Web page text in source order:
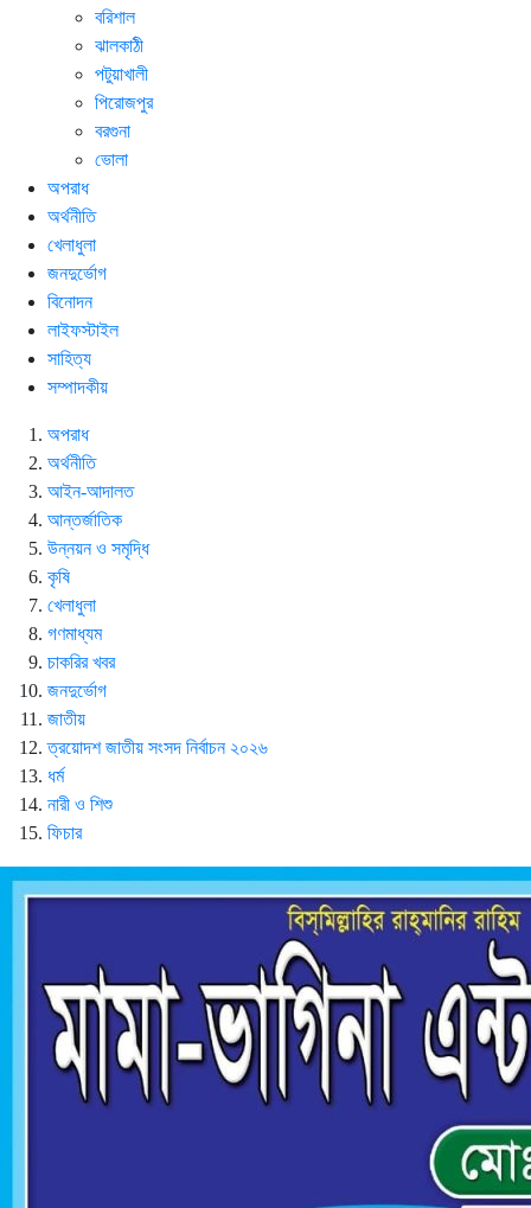
বরিশাল
ঝালকাঠী
পটুয়াখালী
পিরোজপুর
বরগুনা
ভোলা
অপরাধ
অর্থনীতি
খেলাধুলা
জনদুর্ভোগ
বিনোদন
লাইফস্টাইল
সাহিত্য
সম্পাদকীয়
অপরাধ
অর্থনীতি
আইন-আদালত
আন্তর্জাতিক
উন্নয়ন ও সমৃদ্ধি
কৃষি
খেলাধুলা
গণমাধ্যম
চাকরির খবর
জনদুর্ভোগ
জাতীয়
ত্রয়োদশ জাতীয় সংসদ নির্বাচন ২০২৬
ধর্ম
নারী ও শিশু
ফিচার